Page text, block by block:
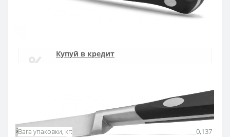
Основні характеристики Всі характеристики
Вага упаковки, кг:
0,137
Гарантія якості
Купуй в кредит